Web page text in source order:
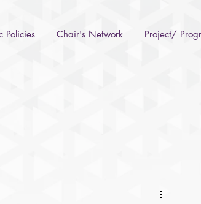
Policies Chair's Network Project/